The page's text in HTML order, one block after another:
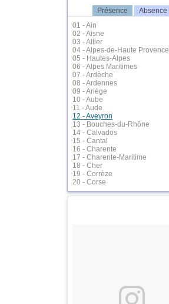
Présence
Absence
01 - Ain
02 - Aisne
03 - Allier
04 - Alpes-de-Haute Provence
05 - Hautes-Alpes
06 - Alpes Maritimes
07 - Ardèche
08 - Ardennes
09 - Ariège
10 - Aube
11 - Aude
12 - Aveyron
13 - Bouches-du-Rhône
14 - Calvados
15 - Cantal
16 - Charente
17 - Charente-Maritime
18 - Cher
19 - Corrèze
20 - Corse
21 - Côte d'Or
22 - Côtes d'Armor